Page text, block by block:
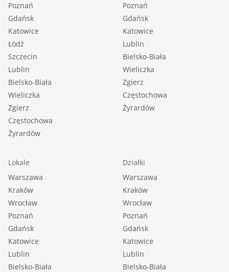
Poznań
Gdańsk
Katowice
Łódź
Szczecin
Lublin
Bielsko-Biała
Wieliczka
Zgierz
Częstochowa
Żyrardów
Poznań
Gdańsk
Katowice
Lublin
Bielsko-Biała
Wieliczka
Zgierz
Częstochowa
Żyrardów
Lokale
Warszawa
Kraków
Wrocław
Poznań
Gdańsk
Katowice
Lublin
Bielsko-Biała
Działki
Warszawa
Kraków
Wrocław
Poznań
Gdańsk
Katowice
Lublin
Bielsko-Biała